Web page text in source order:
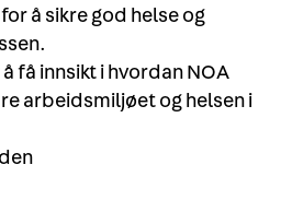
å sikre god helse og
få innsikt i hvordan NOA
arbeidsmiljøet og helsen i